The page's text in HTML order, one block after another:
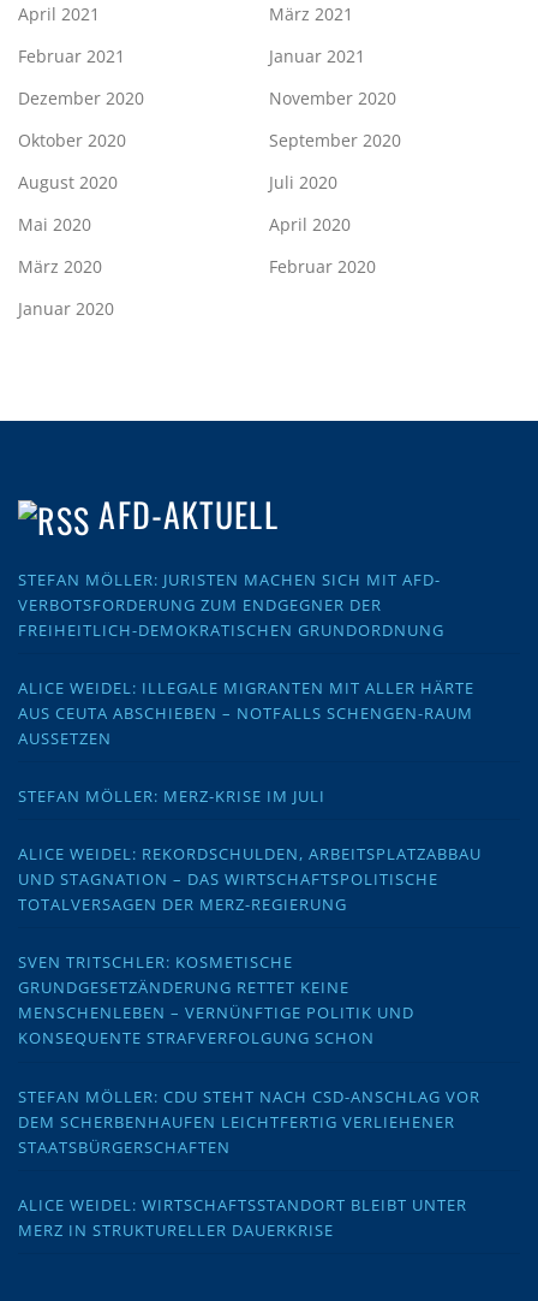
April 2021
März 2021
Februar 2021
Januar 2021
Dezember 2020
November 2020
Oktober 2020
September 2020
August 2020
Juli 2020
Mai 2020
April 2020
März 2020
Februar 2020
Januar 2020
AFD-AKTUELL
STEFAN MÖLLER: JURISTEN MACHEN SICH MIT AFD-
VERBOTSFORDERUNG ZUM ENDGEGNER DER
FREIHEITLICH-DEMOKRATISCHEN GRUNDORDNUNG
ALICE WEIDEL: ILLEGALE MIGRANTEN MIT ALLER HÄRTE
AUS CEUTA ABSCHIEBEN – NOTFALLS SCHENGEN-RAUM
AUSSETZEN
STEFAN MÖLLER: MERZ-KRISE IM JULI
ALICE WEIDEL: REKORDSCHULDEN, ARBEITSPLATZABBAU
UND STAGNATION – DAS WIRTSCHAFTSPOLITISCHE
TOTALVERSAGEN DER MERZ-REGIERUNG
SVEN TRITSCHLER: KOSMETISCHE
GRUNDGESETZÄNDERUNG RETTET KEINE
MENSCHENLEBEN – VERNÜNFTIGE POLITIK UND
KONSEQUENTE STRAFVERFOLGUNG SCHON
STEFAN MÖLLER: CDU STEHT NACH CSD-ANSCHLAG VOR
DEM SCHERBENHAUFEN LEICHTFERTIG VERLIEHENER
STAATSBÜRGERSCHAFTEN
ALICE WEIDEL: WIRTSCHAFTSSTANDORT BLEIBT UNTER
MERZ IN STRUKTURELLER DAUERKRISE